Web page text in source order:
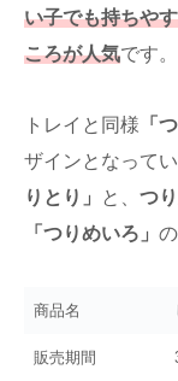
い子でも持ちや
ころが人気です。
トレイと同様 「
ザインとなってい
りとり」
と、 つ
「つりめいろ」
商品名
販売期間